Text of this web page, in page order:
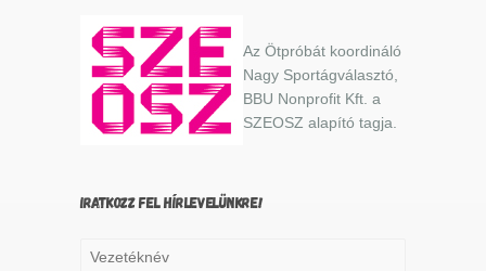
Az Ötpróbát koordináló
Nagy Sportágválasztó,
BBU Nonprofit Kft. a
SZEOSZ alapító tagja.
IRATKOZZ FEL HÍRLEVELÜNKRE!